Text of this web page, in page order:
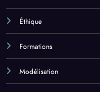
Éthique
Formations
Modélisation